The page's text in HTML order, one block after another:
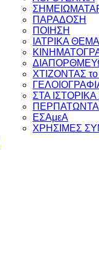
ΠΑΡΑΔΟΣΗ
ΠΟΙΗΣΗ
ΙΑΤΡΙΚΑ
ΧΤΙΖΟΝΤΑΣ
ΣΤΑ
ΕΣΑμεΑ
ΧΡΗΣΙΜΕΣ